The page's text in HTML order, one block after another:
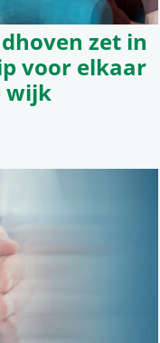
zet in
voor elkaar
wijk